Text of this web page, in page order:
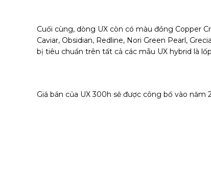
Cuối cùng, dòng UX còn có màu đồng Copper
Caviar, Obsidian, Redline, Nori Green Pearl,
bị tiêu chuẩn trên tất cả các mẫu UX hybrid là
Giá bán của UX 300h sẽ được công bố vào năm